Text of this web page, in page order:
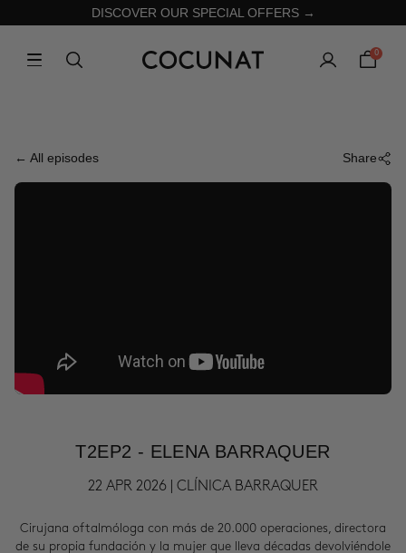
DISCOVER OUR SPECIAL OFFERS →
0
← All episodes Share
T2EP2 - ELENA BARRAQUER
22 APR 2026 | CLÍNICA BARRAQUER
Cirujana oftalmóloga con más de 20.000 operaciones, directora
de su propia fundación y la mujer que lleva décadas devolviéndole